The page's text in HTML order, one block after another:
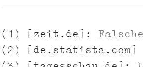
(1) [zeit.de]:
(2) [de.statista.com]